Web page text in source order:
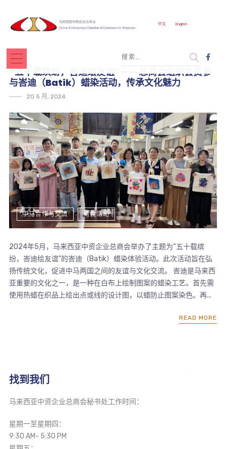
中文 English
“五十载缤纷，峇迪绘友谊”—— 总商会组织会员参
与峇迪（Batik）蜡染活动，传承文化魅力
20 5 月, 2024
中马合作与交流 商会活动
2024年5月，马来西亚中资企业总商会举办了主题为“五十载缤
纷，峇迪绘友谊”的峇迪（Batik）蜡染体验活动。此次活动旨在弘
扬传统文化，促进中马两国之间的友谊与文化交流。 峇迪是马来西
亚重要的文化之一，是一种在白布上绘制图案的蜡染工艺。首先需
使用热蜡在织品上绘出点或线的设计图，以蜡防止图案染色。再...
READ MORE
找到我们
马来西亚中资企业总商会秘书处工作时间：
星期一至星期四：
9:30 AM- 5:30 PM